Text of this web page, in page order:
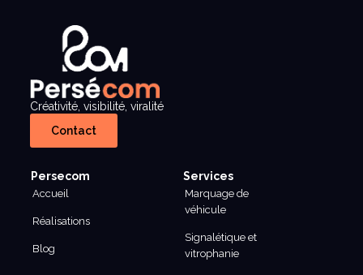
Créativité, visibilité, viralité
Contact
Persecom
Accueil
Réalisations
Blog
Services
Marquage de
véhicule
Signalétique et
vitrophanie